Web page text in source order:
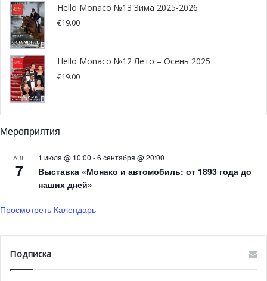
Hello Monaco №13 Зима 2025-2026
€19.00
Hello Monaco №12 Лето – Осень 2025
€19.00
Мероприятия
АВГ
7
1 июля @ 10:00 -6 сентября @ 20:00
Выставка «Монако и автомобиль: от 1893 года до
наших дней»
Просмотреть Календарь
Подписка